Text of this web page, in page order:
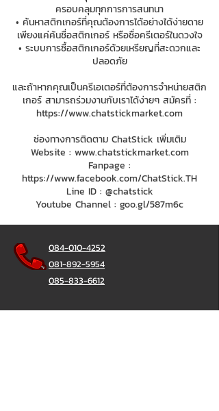
ครอบคลุมทุกการการสนทนา
• ค้นหาสติกเกอร์ที่คุณต้องการได้อย่างได้ง่ายดาย
เพียงแค่ค้นชื่อสติกเกอร์ หรือชื่อครีเตอร์ในดวงใจ
• ระบบการซื้อสติกเกอร์ด้วยเหรียญที่สะดวกและ
ปลอดภัย
และถ้าหากคุณเป็นครีเอเตอร์ที่ต้องการจำหน่ายสติก
เกอร์ สามารถร่วมงานกับเราได้ง่ายๆ สมัครที่ :
https://www.chatstickmarket.com
ช่องทางการติดตาม ChatStick เพิ่มเติม
Website : www.chatstickmarket.com
Fanpage :
https://www.facebook.com/ChatStick.TH
Line ID : @chatstick
Youtube Channel : goo.gl/587m6c
084-010-4252
081-892-5954
085-833-6612
Office Hotline :02-297-0811